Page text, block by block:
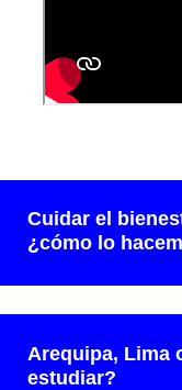
Cuidar el
¿cómo lo
Arequipa, Lima
estudiar?